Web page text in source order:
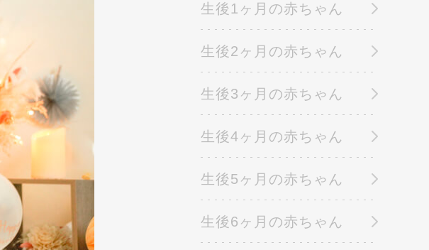
生後1ヶ月の赤ちゃん
生後2ヶ月の赤ちゃん
生後3ヶ月の赤ちゃん
生後4ヶ月の赤ちゃん
生後5ヶ月の赤ちゃん
生後6ヶ月の赤ちゃん